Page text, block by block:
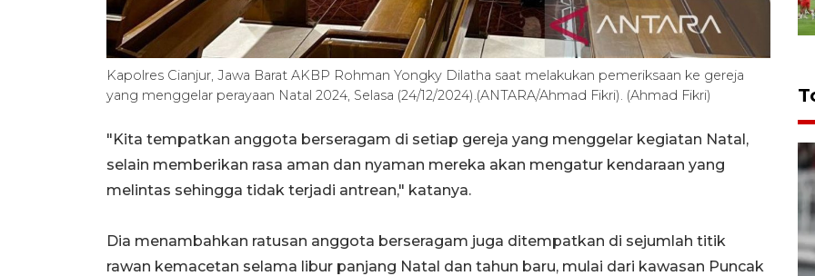
Kapolres Cianjur, Jawa Barat AKBP Rohman Yongky Dilatha saat melakukan pemeriksaan ke gereja
yang menggelar perayaan Natal 2024, Selasa (24/12/2024).(ANTARA/Ahmad Fikri). (Ahmad Fikri)
"Kita tempatkan anggota berseragam di setiap gereja yang menggelar kegiatan Natal,
selain memberikan rasa aman dan nyaman mereka akan mengatur kendaraan yang
melintas sehingga tidak terjadi antrean," katanya.
Dia menambahkan ratusan anggota berseragam juga ditempatkan di sejumlah titik
rawan kemacetan selama libur panjang Natal dan tahun baru, mulai dari kawasan Puncak